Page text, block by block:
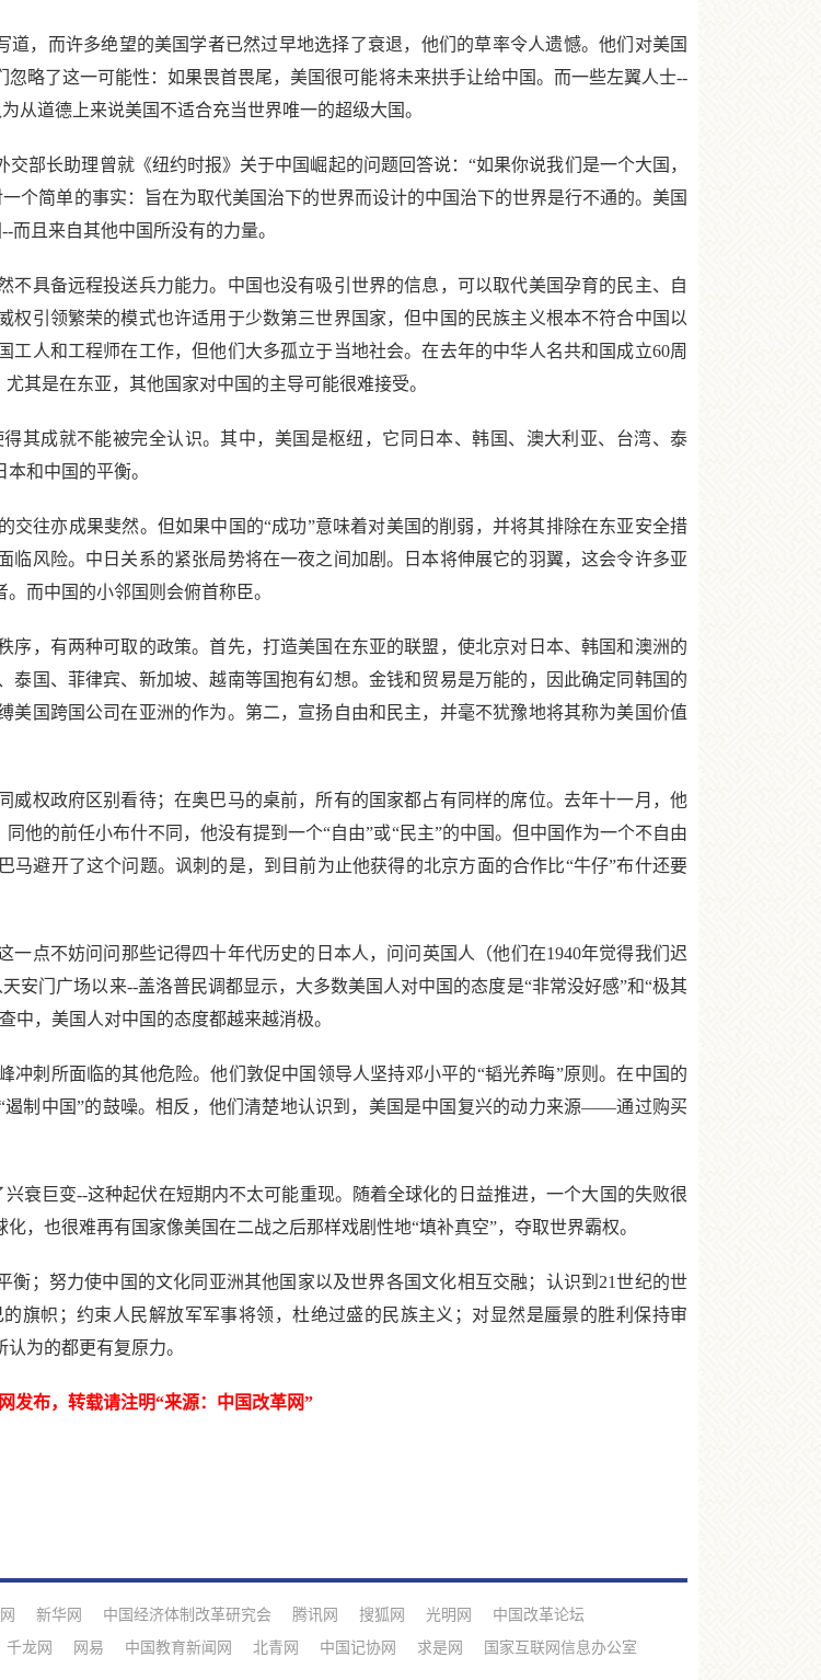
，而许多绝望的美国学者已然过早地选择了衰退，他们的草率令人遗憾。他们对美国
略了这一可能性：如果畏首畏尾，美国很可能将未来拱手让给中国。而一些左翼人士--
从道德上来说美国不适合充当世界唯一的超级大国。
长助理曾就《纽约时报》关于中国崛起的问题回答说：“如果你说我们是一个大国，
个简单的事实：旨在为取代美国治下的世界而设计的中国治下的世界是行不通的。美国
且来自其他中国所没有的力量。
具备远程投送兵力能力。中国也没有吸引世界的信息，可以取代美国孕育的民主、自
引领繁荣的模式也许适用于少数第三世界国家，但中国的民族主义根本不符合中国以
人和工程师在工作，但他们大多孤立于当地社会。在去年的中华人名共和国成立60周
其是在东亚，其他国家对中国的主导可能很难接受。
成就不能被完全认识。其中，美国是枢纽，它同日本、韩国、澳大利亚、台湾、泰
和中国的平衡。
往亦成果斐然。但如果中国的“成功”意味着对美国的削弱，并将其排除在东亚安全措
风险。中日关系的紧张局势将在一夜之间加剧。日本将伸展它的羽翼，这会令许多亚
而中国的小邻国则会俯首称臣。
，有两种可取的政策。首先，打造美国在东亚的联盟，使北京对日本、韩国和澳洲的
国、菲律宾、新加坡、越南等国抱有幻想。金钱和贸易是万能的，因此确定同韩国的
国跨国公司在亚洲的作为。第二，宣扬自由和民主，并毫不犹豫地将其称为美国价值
权政府区别看待；在奥巴马的桌前，所有的国家都占有同样的席位。去年十一月，他
他的前任小布什不同，他没有提到一个“自由”或“民主”的中国。但中国作为一个不自由
避开了这个问题。讽刺的是，到目前为止他获得的北京方面的合作比“牛仔”布什还要
不妨问问那些记得四十年代历史的日本人，问问英国人（他们在1940年觉得我们迟
安门广场以来--盖洛普民调都显示，大多数美国人对中国的态度是“非常没好感”和“极其
中，美国人对中国的态度都越来越消极。
刺所面临的其他危险。他们敦促中国领导人坚持邓小平的“韬光养晦”原则。在中国的
制中国”的鼓噪。相反，他们清楚地认识到，美国是中国复兴的动力来源——通过购买
巨变--这种起伏在短期内不太可能重现。随着全球化的日益推进，一个大国的失败很
，也很难再有国家像美国在二战之后那样戏剧性地“填补真空”，夺取世界霸权。
；努力使中国的文化同亚洲其他国家以及世界各国文化相互交融；认识到21世纪的世
旗帜；约束人民解放军军事将领，杜绝过盛的民族主义；对显然是蜃景的胜利保持审
为的都更有复原力。
发布，转载请注明“来源：中国改革网”
新华网 中国经济体制改革研究会 腾讯网 搜狐网 光明网
中国改革论坛
千龙网 网易 中国教育新闻网 北青网 中国记协网 求是网
国家互联网信息办公室